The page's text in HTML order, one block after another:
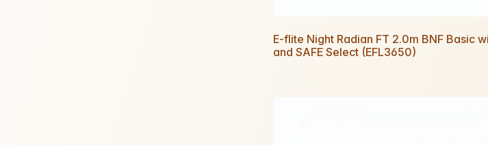
E-flite Night Radian FT 2.0m BNF Basic
and SAFE Select (EFL3650)